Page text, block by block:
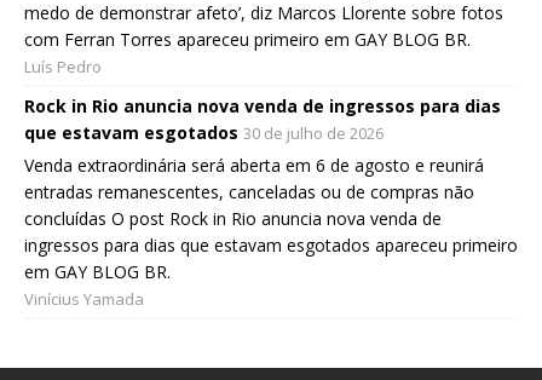
medo de demonstrar afeto’, diz Marcos Llorente sobre fotos
com Ferran Torres apareceu primeiro em GAY BLOG BR.
Luís Pedro
Rock in Rio anuncia nova venda de ingressos para dias
que estavam esgotados 30 de julho de 2026
Venda extraordinária será aberta em 6 de agosto e reunirá
entradas remanescentes, canceladas ou de compras não
concluídas O post Rock in Rio anuncia nova venda de
ingressos para dias que estavam esgotados apareceu primeiro
em GAY BLOG BR.
Vinícius Yamada